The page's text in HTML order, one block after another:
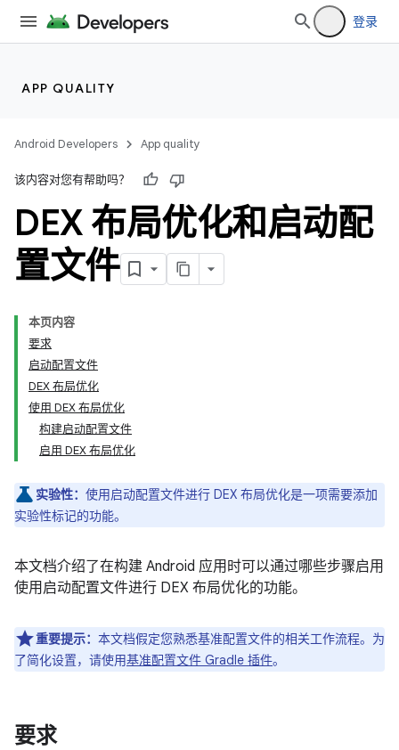
登录
APP QUALITY
Android Developers App quality
该内容对您有帮助吗？
DEX 布局优化和启动配
置文件
本页内容
要求
启动配置文件
DEX 布局优化
使用 DEX 布局优化
构建启动配置文件
启用 DEX 布局优化
实验性： 使用启动配置文件进行 DEX 布局优化是一项需要添加
实验性标记的功能。
本文档介绍了在构建 Android 应用时可以通过哪些步骤启用
使用启动配置文件进行 DEX 布局优化的功能。
重要提示： 本文档假定您熟悉基准配置文件的相关工作流程。为
了简化设置，请使用基准配置文件 Gradle 插件。
要求